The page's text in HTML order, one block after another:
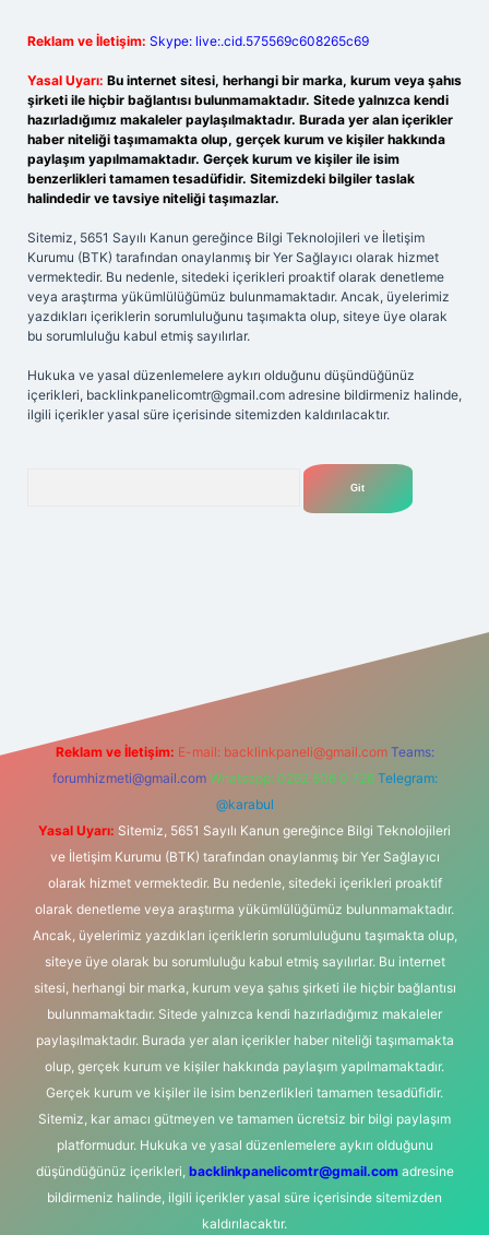
Reklam ve İletişim: Skype: live:.cid.575569c608265c69
Yasal Uyarı: Bu internet sitesi, herhangi bir marka, kurum veya şahıs
şirketi ile hiçbir bağlantısı bulunmamaktadır. Sitede yalnızca kendi
hazırladığımız makaleler paylaşılmaktadır. Burada yer alan içerikler
haber niteliği taşımamakta olup, gerçek kurum ve kişiler hakkında
paylaşım yapılmamaktadır. Gerçek kurum ve kişiler ile isim
benzerlikleri tamamen tesadüfidir. Sitemizdeki bilgiler taslak
halindedir ve tavsiye niteliği taşımazlar.
Sitemiz, 5651 Sayılı Kanun gereğince Bilgi Teknolojileri ve İletişim
Kurumu (BTK) tarafından onaylanmış bir Yer Sağlayıcı olarak hizmet
vermektedir. Bu nedenle, sitedeki içerikleri proaktif olarak denetleme
veya araştırma yükümlülüğümüz bulunmamaktadır. Ancak, üyelerimiz
yazdıkları içeriklerin sorumluluğunu taşımakta olup, siteye üye olarak
bu sorumluluğu kabul etmiş sayılırlar.
Hukuka ve yasal düzenlemelere aykırı olduğunu düşündüğünüz
içerikleri, backlinkpanelicomtr@gmail.com adresine bildirmeniz halinde,
ilgili içerikler yasal süre içerisinde sitemizden kaldırılacaktır.
Reklam ve İletişim: E-mail: backlinkpaneli@gmail.com Teams:
forumhizmeti@gmail.com Whatsapp: 0262 606 0 726 Telegram:
@karabul
Yasal Uyarı: Sitemiz, 5651 Sayılı Kanun gereğince Bilgi Teknolojileri
ve İletişim Kurumu (BTK) tarafından onaylanmış bir Yer Sağlayıcı
olarak hizmet vermektedir. Bu nedenle, sitedeki içerikleri proaktif
olarak denetleme veya araştırma yükümlülüğümüz bulunmamaktadır.
Ancak, üyelerimiz yazdıkları içeriklerin sorumluluğunu taşımakta olup,
siteye üye olarak bu sorumluluğu kabul etmiş sayılırlar. Bu internet
sitesi, herhangi bir marka, kurum veya şahıs şirketi ile hiçbir bağlantısı
bulunmamaktadır. Sitede yalnızca kendi hazırladığımız makaleler
paylaşılmaktadır. Burada yer alan içerikler haber niteliği taşımamakta
olup, gerçek kurum ve kişiler hakkında paylaşım yapılmamaktadır.
Gerçek kurum ve kişiler ile isim benzerlikleri tamamen tesadüfidir.
Sitemiz, kar amacı gütmeyen ve tamamen ücretsiz bir bilgi paylaşım
platformudur. Hukuka ve yasal düzenlemelere aykırı olduğunu
düşündüğünüz içerikleri, backlinkpanelicomtr@gmail.comadresine
bildirmeniz halinde, ilgili içerikler yasal süre içerisinde sitemizden
kaldırılacaktır.